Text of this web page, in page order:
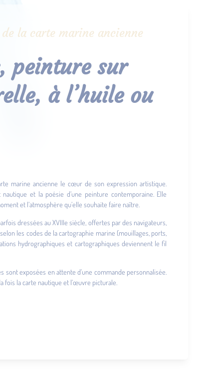
la carte marine ancienne
peinture sur
à l’huile ou
marine ancienne le cœur de son expression artistique.
et la poésie d’une peinture contemporaine. Elle
et l’atmosphère qu’elle souhaite faire naître.
dressées au XVIIIe siècle, offertes par des navigateurs,
les codes de la cartographie marine (mouillages, ports,
hydrographiques et cartographiques deviennent le fil
exposées en attente d’une commande personnalisée.
fois la carte nautique et l’œuvre picturale.